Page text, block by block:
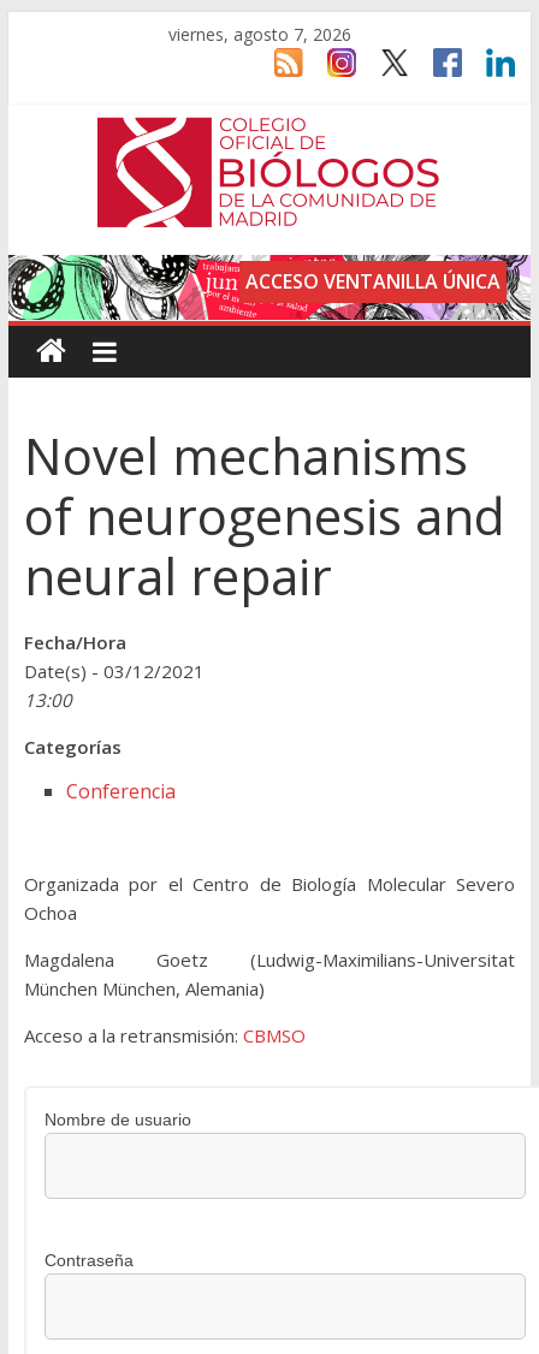
viernes, agosto 7, 2026
ACCESO VENTANILLA ÚNICA
Novel mechanisms
of neurogenesis and
neural repair
Fecha/Hora
Date(s) - 03/12/2021
13:00
Categorías
Conferencia
Organizada por el Centro de Biología Molecular Severo
Ochoa
Magdalena Goetz (Ludwig-Maximilians-Universitat
München München, Alemania)
Acceso a la retransmisión: CBMSO
Nombre de usuario
Contraseña